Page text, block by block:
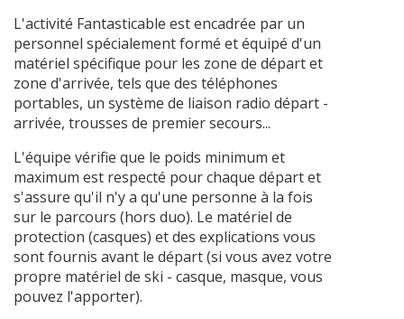
L'activité Fantasticable est encadrée par un
personnel spécialement formé et équipé d'un
matériel spécifique pour les zone de départ et
zone d'arrivée, tels que des téléphones
portables, un système de liaison radio départ -
arrivée, trousses de premier secours...
L'équipe vérifie que le poids minimum et
maximum est respecté pour chaque départ et
s'assure qu'il n'y a qu'une personne à la fois
sur le parcours (hors duo). Le matériel de
protection (casques) et des explications vous
sont fournis avant le départ (si vous avez votre
propre matériel de ski - casque, masque, vous
pouvez l'apporter).